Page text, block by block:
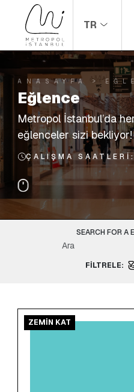
TR
ANASAYFA
Eğlence
Metropol İstanbul’da
eğlenceler sizi bekliyor!
ÇALIŞMA
SEARCH FOR A
FILTRELE:
ZEMİN KAT